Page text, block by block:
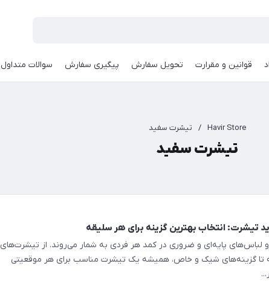
قوانین و مقرارت تحویل سفارش پیگیری سفارش سوالات متداول
Havir Store
/ تیشرت سفید
تیشرت سفید
تیشرت: انتخاب بهترین گزینه برای هر سلیقه
لباس‌های پایه‌ای و ضروری در کمد هر فردی به شمار می‌روند. از تیشرت‌های
تا گزینه‌های شیک و خاص، همیشه یک تیشرت مناسب برای هر موقعیتی